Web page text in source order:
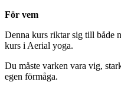
För vem
Denna kurs riktar sig till både
kurs i Aerial yoga.
Du måste varken vara vig,
egen förmåga.